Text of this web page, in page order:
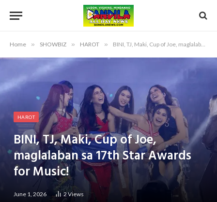
Home » SHOWBIZ » HAROT » BINI, TJ, Maki, Cup of Joe, maglalaban sa 17th Star Awards for Music!
HAROT
BINI, TJ, Maki, Cup of Joe,
maglalaban sa 17th Star Awards
for Music!
June 1, 2026 2Views